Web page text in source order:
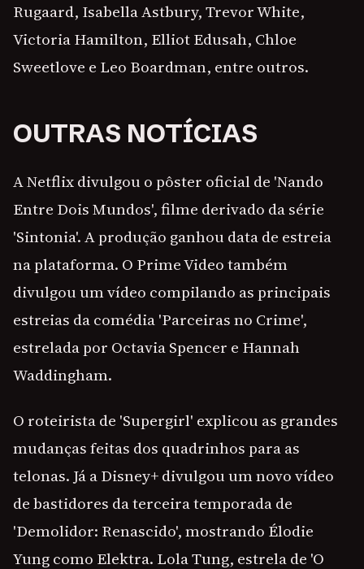
Rugaard, Isabella Astbury, Trevor White,
Victoria Hamilton, Elliot Edusah, Chloe
Sweetlove e Leo Boardman, entre outros.
OUTRAS NOTÍCIAS
A Netflix divulgou o pôster oficial de 'Nando
Entre Dois Mundos', filme derivado da série
'Sintonia'. A produção ganhou data de estreia
na plataforma. O Prime Video também
divulgou um vídeo compilando as principais
estreias da comédia 'Parceiras no Crime',
estrelada por Octavia Spencer e Hannah
Waddingham.
O roteirista de 'Supergirl' explicou as grandes
mudanças feitas dos quadrinhos para as
telonas. Já a Disney+ divulgou um novo vídeo
de bastidores da terceira temporada de
'Demolidor: Renascido', mostrando Élodie
Yung como Elektra. Lola Tung, estrela de 'O